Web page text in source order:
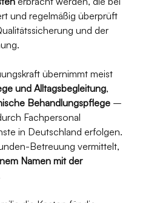
und regelmäßig überprüft
und der
übernimmt meist
und Alltagsbegleitung,
Behandlungspflege –
Fachpersonal
in Deutschland erfolgen.
Betreuung vermittelt,
Namen mit der